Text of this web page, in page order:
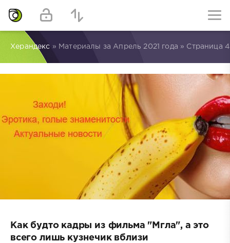
Херандекс » Материалы за Апрель 2021 года » Страница 4
Как будто кадры из фильма "Мгла", а это
всего лишь кузнечик вблизи